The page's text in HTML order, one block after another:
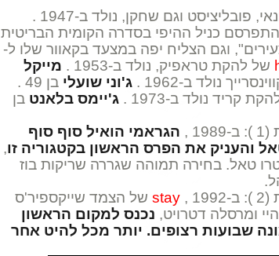
פובליציסט וגם שחקן, נולד ב-1947 .
כניל ההיפי בסדרה הקומית הבריטית
וגם הצליח יפה במצעד בקאוור שלו ל-
של להקת טראפיק, נולד ב-1953 .
מייקל
נולד ב-1962 . ג'וני שועלי בן 49 .
קריד נולד ב-1973 . ג'יימס בלאנט בן
,
הגראמי הואיל סוף סוף
והעניק את הפרס הראשון בקטגוריה זו,
טאל. בחירה תמוהה שגררה שריקות בוז
,
stay של הצמד שייקספיר'ס
ומרסלה דטרויט, נכנס למקום הראשון
שבועות רצופים. יותר מכל להיט אחר